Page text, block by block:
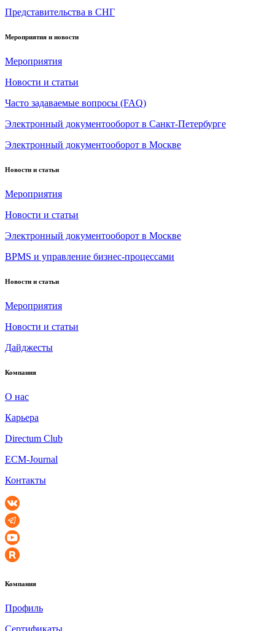
Представительства в СНГ
Мероприятия и новости
Мероприятия
Новости и статьи
Часто задаваемые вопросы (FAQ)
Электронный документооборот в Санкт-Петербурге
Электронный документооборот в Москве
Новости и статьи
Мероприятия
Новости и статьи
Электронный документооборот в Москве
BPMS и управление бизнес-процессами
Новости и статьи
Мероприятия
Новости и статьи
Дайджесты
Компания
О нас
Карьера
Directum Club
ECM-Journal
Контакты
Компания
Профиль